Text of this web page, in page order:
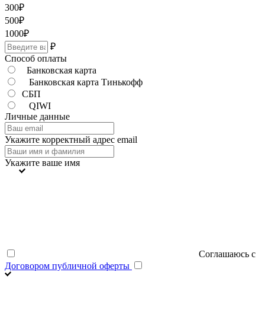
300₽
500₽
1000₽
₽
Способ оплаты
Банковская карта
Банковская карта Тинькофф
СБП
QIWI
Личные данные
Укажите корректный адрес email
Укажите ваше имя
Соглашаюсь с
Договором публичной оферты